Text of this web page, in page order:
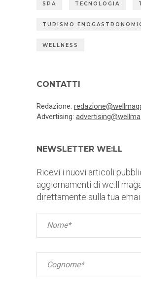
SPA TECNOLOGIA
TURISMO
WELLNESS
CONTATTI
Redazione:
Advertising:
NEWSLETTER WE:LL
Ricevi i nuovi articoli
aggiornamenti di we:ll
direttamente sulla tua